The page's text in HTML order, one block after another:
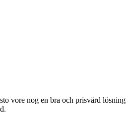
vore nog en bra och prisvärd lösning